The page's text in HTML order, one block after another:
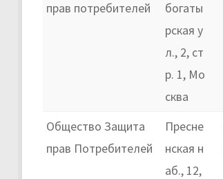
прав потребителей
богаты
рская у
л., 2, ст
р. 1, Мо
сква
Общество Защита
прав Потребителей
Пресне
нская н
аб., 12,